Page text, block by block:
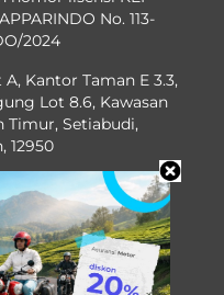
No. 113-
2024
Kantor Taman E 3.3,
Lot 8.6, Kawasan
Timur, Setiabudi,
12950
2005/APPARINDO/2024